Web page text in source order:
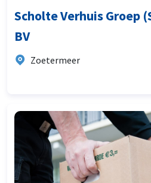
Scholte Verhuis Groep
BV
Zoetermeer